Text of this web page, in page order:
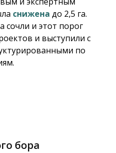
снижена до 2,5 га.
сочли и этот порог
и выступили с
по
бора